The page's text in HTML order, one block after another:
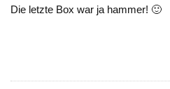
Die letzte Box war ja hammer! 🙂